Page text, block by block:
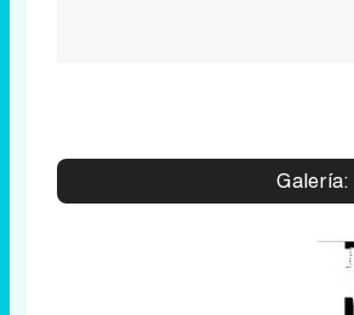
Galería: